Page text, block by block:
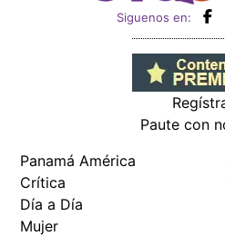
Siguenos en:
Paute con
Panamá América
Crítica
Día a Día
Mujer